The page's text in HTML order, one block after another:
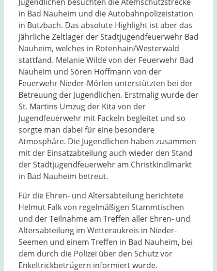
in Bad Nauheim und die Autobahnpolizeistation
in Butzbach. Das absolute Highlight ist aber das
jährliche Zeltlager der Stadtjugendfeuerwehr Bad
Nauheim, welches in Rotenhain/Westerwald
stattfand. Melanie Wilde von der Feuerwehr Bad
Nauheim und Sören Hoffmann von der
Feuerwehr Nieder-Mörlen unterstützten bei der
Betreuung der Jugendlichen. Erstmalig wurde der
St. Martins Umzug der Kita von der
Jugendfeuerwehr mit Fackeln begleitet und so
sorgte man dabei für eine besondere
Atmosphäre. Die Jugendlichen haben zusammen
mit der Einsatzabteilung auch wieder den Stand
der Stadtjugendfeuerwehr am Christkindlmarkt
in Bad Nauheim betreut.
Für die Ehren- und Altersabteilung berichtete
Helmut Falk von regelmäßigen Stammtischen
und der Teilnahme am Treffen aller Ehren- und
Altersabteilung im Wetteraukreis in Nieder-
Seemen und einem Treffen in Bad Nauheim, bei
dem durch die Polizei über den Schutz vor
Enkeltrickbetrügern informiert wurde.